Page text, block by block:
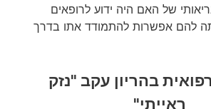
של האם היה ידוע לרופאים
להם אפשרות להתמודד אתו בדרך
בהריון עקב "נזק
ראייתי"